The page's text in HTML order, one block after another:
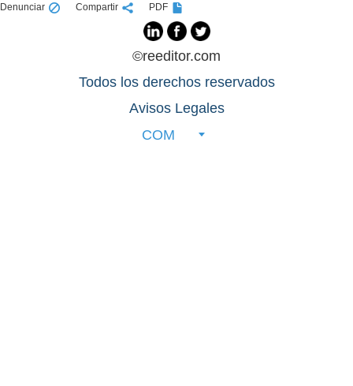
Denunciar Compartir PDF
©reeditor.com
Todos los derechos reservados
Avisos Legales